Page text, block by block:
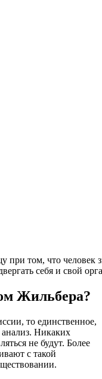
том, что человек
себя и свой
Жильбера?
то единственное,
анализ. Никаких
не будут. Более
с такой